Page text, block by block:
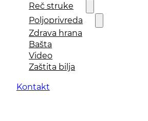
Reč struke
Poljoprivreda
Zdrava hrana
Bašta
Video
Zaštita bilja
Kontakt